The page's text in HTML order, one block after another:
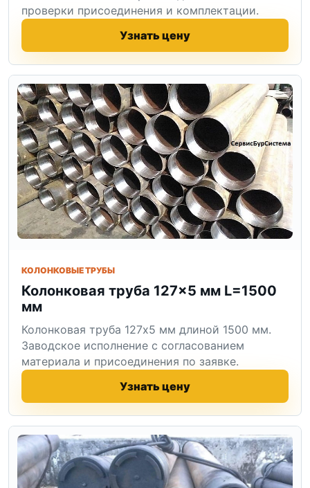
проверки присоединения и комплектации.
Узнать цену
КОЛОНКОВЫЕ ТРУБЫ
Колонковая труба 127×5 мм L=1500
мм
Колонковая труба 127x5 мм длиной 1500 мм.
Заводское исполнение с согласованием
материала и присоединения по заявке.
Узнать цену